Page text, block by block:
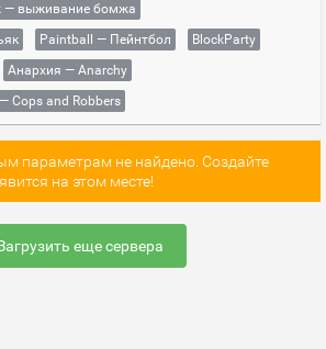
— выживание бомжа
Paintball — Пейнтбол
BlockParty
Анархия — Anarchy
Cops and Robbers
параметрам не найдено. Создайте
на этом месте!
еще сервера